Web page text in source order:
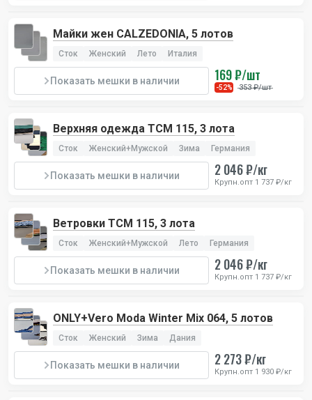
Майки жен CALZEDONIA, 5 лотов
Сток Женский Лето Италия
Показать мешки в наличии 169 ₽/шт
-52% 353 ₽/шт
Верхняя одежда TCM 115, 3 лота
Сток Женский+Мужской Зима Германия
Показать мешки в наличии 2 046 ₽/кг
Крупн.опт 1 737 ₽/кг
Ветровки TCM 115, 3 лота
Сток Женский+Мужской Лето Германия
Показать мешки в наличии 2 046 ₽/кг
Крупн.опт 1 737 ₽/кг
ONLY+Vero Moda Winter Mix 064, 5 лотов
Сток Женский Зима Дания
Показать мешки в наличии 2 273 ₽/кг
Крупн.опт 1 930 ₽/кг